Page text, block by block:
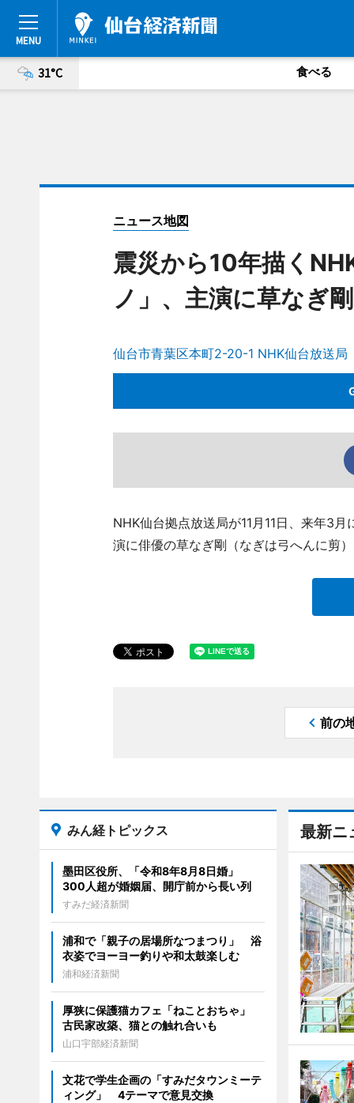
31°C 食べる
ニュース地図
震災から10年描く
ノ」、主演に草なぎ
仙台市青葉区本町2-20-1 NHK仙台放送局
NHK仙台拠点放送局が11月11日、来年3
演に俳優の草なぎ剛（なぎは弓へんに剪
前の
最新ニ
みん経トピックス
墨田区役所、「令和8年8月8日婚」
300人超が婚姻届、開庁前から長い列
すみだ経済新聞
浦和で「親子の居場所なつまつり」 浴
衣姿でヨーヨー釣りや和太鼓楽しむ
浦和経済新聞
厚狭に保護猫カフェ「ねことおちゃ」
古民家改築、猫との触れ合いも
山口宇部経済新聞
文花で学生企画の「すみだタウンミーテ
ィング」 4テーマで意見交換